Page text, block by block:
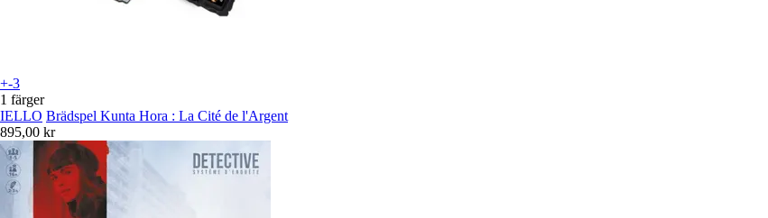
+-3
1 färger
IELLO Brädspel Kunta Hora : La Cité de l'Argent
895,00 kr